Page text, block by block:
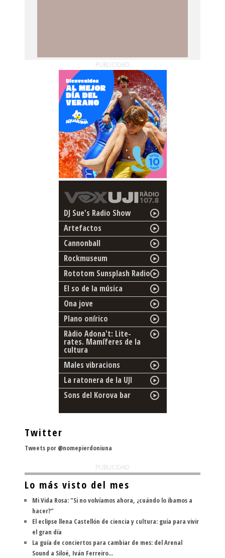
PUBLICIDAD
DJ Sue's Radio Show
Artefactos
Cannonball
Rockmuseum
Rototom Sunsplash Radio
El so de la música
Ona jove
Plano onírico
Ràdio Adona't: Lite-
rates. Mamíferes de la
cultura
Males vibracions
La ratonera de la UJI
Sons del Korova bar
Twitter
Tweets por @nomepierdoniuna
PUBLICIDAD
Lo más visto del mes
Mi Vida Rosa: "Si no volvíamos ahora, ¿cuándo lo íbamos a
hacer?"
El eclipse llena Castellón de ciencia y cultura: guía para vivir
el gran día
La guía de conciertos para cambiar de mes: del Arenal
Sound a Siloé, Iván Ferreiro...